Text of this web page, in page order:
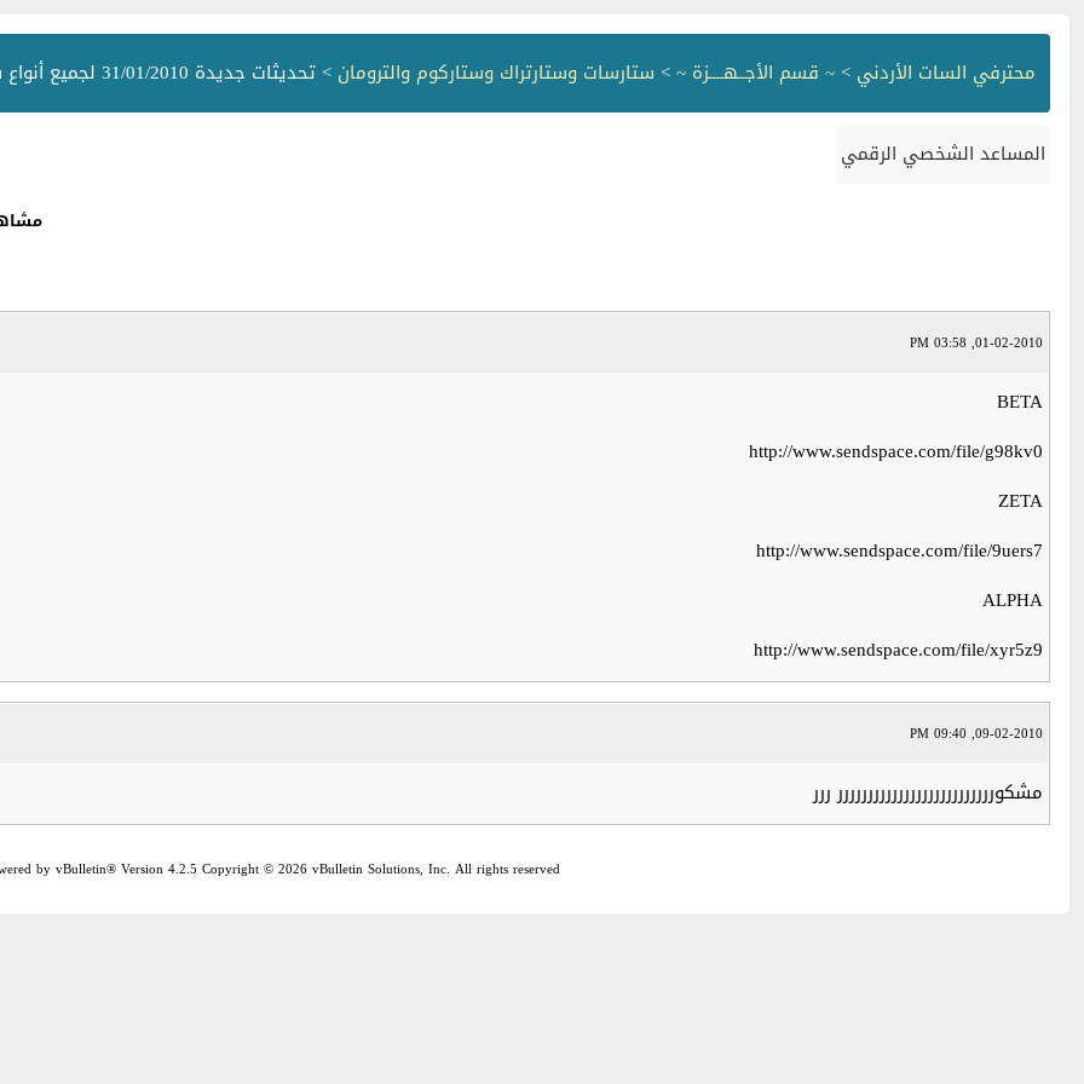
محترفي السات الأردني >~ قسم الأجــهــــزة ~> ستارسات وستارتراك وستاركوم والترومان > تحديثات جديدة 31/01/2010 لجميع أنواع ستارسات
المساعد الشخصي الرقمي
01-02-2010, 03:58 PM
BETA
http://www.sendspace.com/file/g98kv0
ZETA
http://www.sendspace.com/file/9uers7
ALPHA
http://www.sendspace.com/file/xyr5z9
09-02-2010, 09:40 PM
مشكورررررررررررررررررررررررررر ررر
by vBulletin® Version 4.2.5 Copyright © 2026 vBulletin Solutions, Inc. All rights reserved